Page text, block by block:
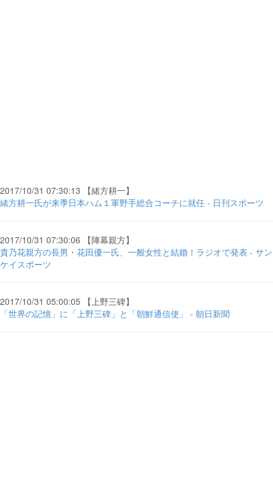
2017/10/31 07:30:13 【緒方耕一】
緒方耕一氏が来季日本ハム１軍野手総合コーチに就任 - 日刊スポーツ
2017/10/31 07:30:06 【陣幕親方】
貴乃花親方の長男・花田優一氏、一般女性と結婚！ラジオで発表 - サン
ケイスポーツ
2017/10/31 05:00:05 【上野三碑】
「世界の記憶」に「上野三碑」と「朝鮮通信使」 - 朝日新聞